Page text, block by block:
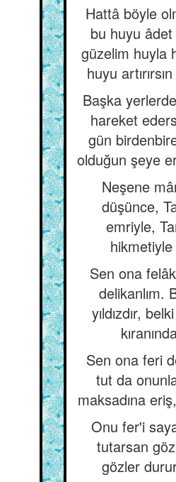
Hattâ böyle
bu huyu
güzelim huyla
huyu
Başka
hareket
gün
olduğun şeye
Neşene
düşünce,
emriyle,
hikmetiyle
Sen ona
delikanlım.
yıldızdır,
Sen ona feri
tut da
maksadına
Onu fer'i
tutarsan
gözler